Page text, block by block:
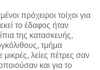
πρόχειροι τοίχοι για
το έδαφος ήταν
της κατασκευής,
τμήμα
λείες πέτρες σαν
και για το